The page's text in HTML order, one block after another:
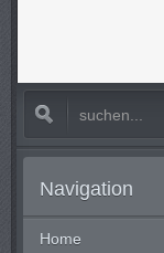
Navigation
Home